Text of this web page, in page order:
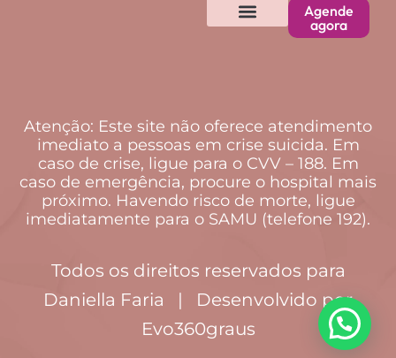
Agende
agora
Atenção: Este site não oferece atendimento
imediato a pessoas em crise suicida. Em
caso de crise, ligue para o CVV – 188. Em
caso de emergência, procure o hospital mais
próximo. Havendo risco de morte, ligue
imediatamente para o SAMU (telefone 192).
Todos os direitos reservados para
Daniella Faria | Desenvolvido por
Evo360graus